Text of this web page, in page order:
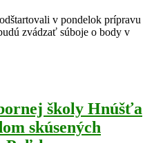
v pondelok prípravu
zvádzať súboje o body v
školy Hnúšťa
skúsených